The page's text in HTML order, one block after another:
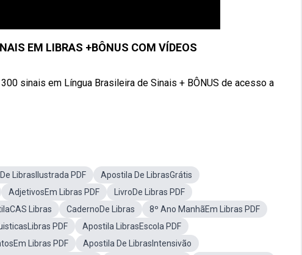
EM LIBRAS +BÔNUS COM VÍDEOS
sinais em Língua Brasileira de Sinais + BÔNUS de acesso a
LibrasIlustrada PDF
Apostila De LibrasGrátis
AdjetivosEm Libras PDF
LivroDe Libras PDF
Libras CadernoDe Libras
8º Ano ManhãEm Libras PDF
PDF
Apostila LibrasEscola PDF
Libras PDF
Apostila De LibrasIntensivão